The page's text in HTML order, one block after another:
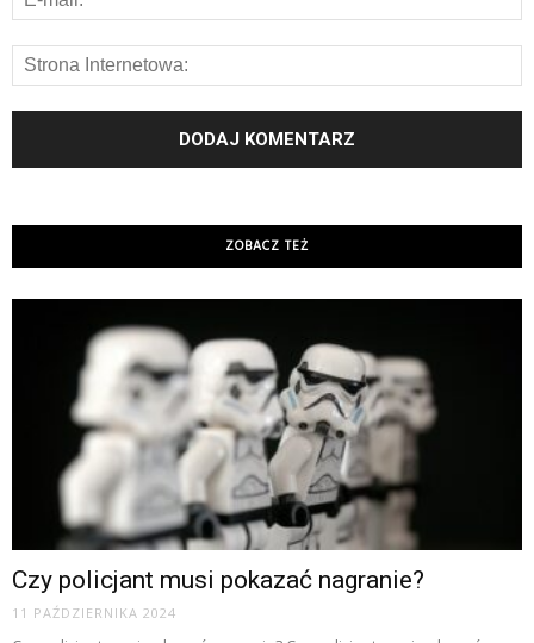
ZOBACZ TEŻ
Czy policjant musi pokazać nagranie?
11 PAŹDZIERNIKA 2024